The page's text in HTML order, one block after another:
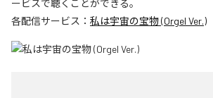
ービスで聴くことができる。
各配信サービス： 私は宇宙の宝物 (Orgel Ver.)